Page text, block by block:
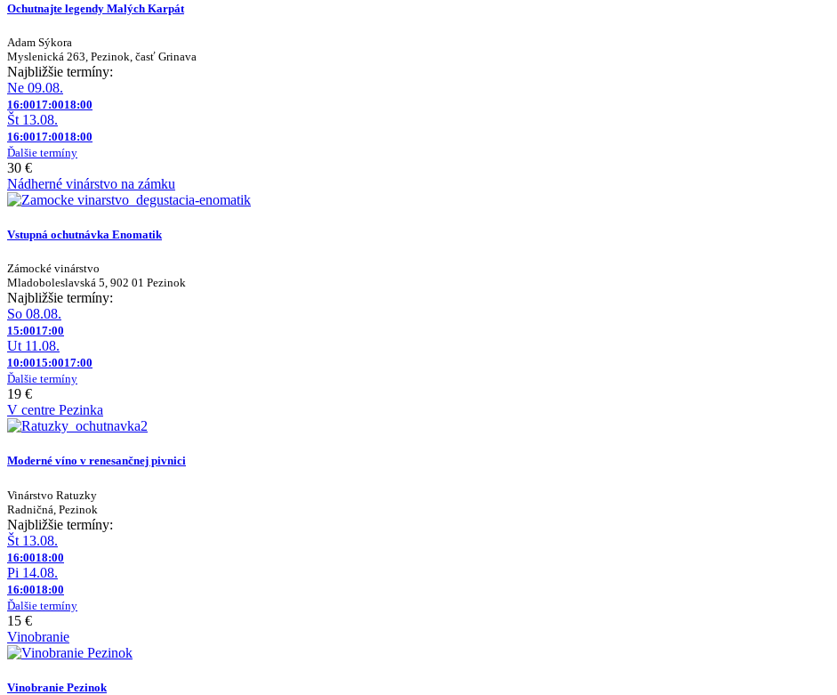
Ochutnajte legendy Malých Karpát
Adam Sýkora
Myslenická 263, Pezinok, časť Grinava
Najbližšie termíny:
Ne 09.08.
16:0017:0018:00
Št 13.08.
16:0017:0018:00
Ďalšie termíny
30 €
Nádherné vinárstvo na zámku
Vstupná ochutnávka Enomatik
Zámocké vinárstvo
Mladoboleslavská 5, 902 01 Pezinok
Najbližšie termíny:
So 08.08.
15:0017:00
Ut 11.08.
10:0015:0017:00
Ďalšie termíny
19 €
V centre Pezinka
Moderné víno v renesančnej pivnici
Vinárstvo Ratuzky
Radničná, Pezinok
Najbližšie termíny:
Št 13.08.
16:0018:00
Pi 14.08.
16:0018:00
Ďalšie termíny
15 €
Vinobranie
Vinobranie Pezinok